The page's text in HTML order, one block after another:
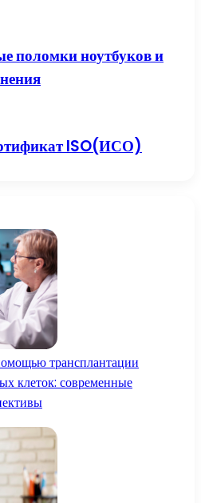
поломки ноутбуков и
ISO(ИСО)
трансплантации
клеток: современные